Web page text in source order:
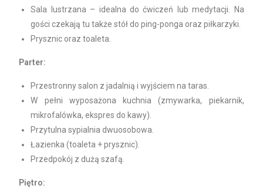
Sala lustrzana – idealna do ćwiczeń lub medytacji. Na
gości czekają tu także stół do ping-ponga oraz piłkarzyki.
Prysznic oraz toaleta.
Parter:
Przestronny salon z jadalnią i wyjściem na taras.
W pełni wyposażona kuchnia (zmywarka, piekarnik,
mikrofalówka, ekspres do kawy).
Przytulna sypialnia dwuosobowa.
Łazienka (toaleta + prysznic).
Przedpokój z dużą szafą.
Piętro: